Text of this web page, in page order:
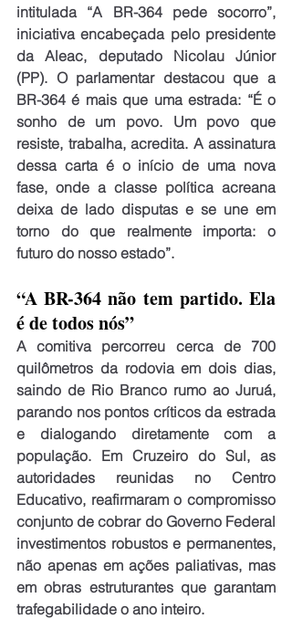
intitulada “A BR-364 pede socorro”,
iniciativa encabeçada pelo presidente
da Aleac, deputado Nicolau Júnior
(PP). O parlamentar destacou que a
BR-364 é mais que uma estrada: “É o
sonho de um povo. Um povo que
resiste, trabalha, acredita. A assinatura
dessa carta é o início de uma nova
fase, onde a classe política acreana
deixa de lado disputas e se une em
torno do que realmente importa: o
futuro do nosso estado”.
“A BR-364 não tem partido. Ela
é de todos nós”
A comitiva percorreu cerca de 700
quilômetros da rodovia em dois dias,
saindo de Rio Branco rumo ao Juruá,
parando nos pontos críticos da estrada
e dialogando diretamente com a
população. Em Cruzeiro do Sul, as
autoridades reunidas no Centro
Educativo, reafirmaram o compromisso
conjunto de cobrar do Governo Federal
investimentos robustos e permanentes,
não apenas em ações paliativas, mas
em obras estruturantes que garantam
trafegabilidade o ano inteiro.